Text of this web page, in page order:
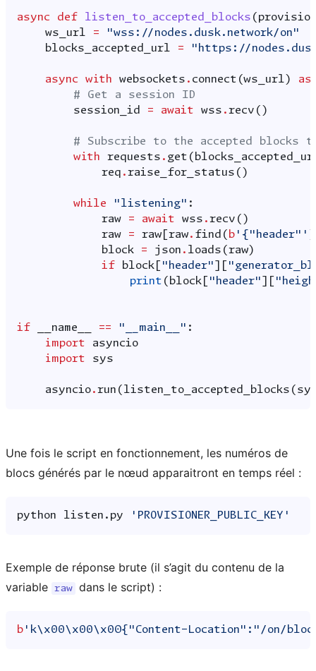
async def listen_to_accepted_blocks (
ws_url
=
"wss://nodes.dusk.network/on"
blocks_accepted_url
= "https://
async with websockets . connect (ws_url )
as
# Get a session ID
session_id
= await wss . recv ()
# Subscribe to the accepted blocks
with
requests . get (
req . raise_for_status ()
while "listening" :
raw
= await wss . recv ()
raw
= raw raw . find ( b '{"header"'
block
= json . loads ( raw )
if
block "header"
print ( block "header"
if __name__ == "__main__" :
import
asyncio
import
sys
asyncio . run ( listen_to_accepted_blocks (
Une fois le script en fonctionnement, les numéros de
blocs générés par le nœud apparaitront en temps réel :
python listen.py 'PROVISIONER_PUBLIC_KEY'
Exemple de réponse brute (il s’agit du contenu de la
variable
raw dans le script) :
b 'k \x00\x00\x00{"Content-Location":"/on/